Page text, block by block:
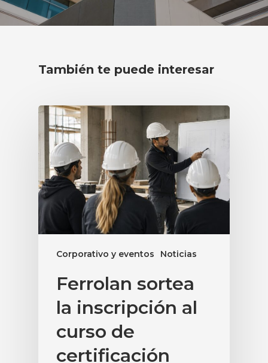
También te puede interesar
Corporativo y eventos Noticias
Ferrolan sortea
la inscripción al
curso de
certificación